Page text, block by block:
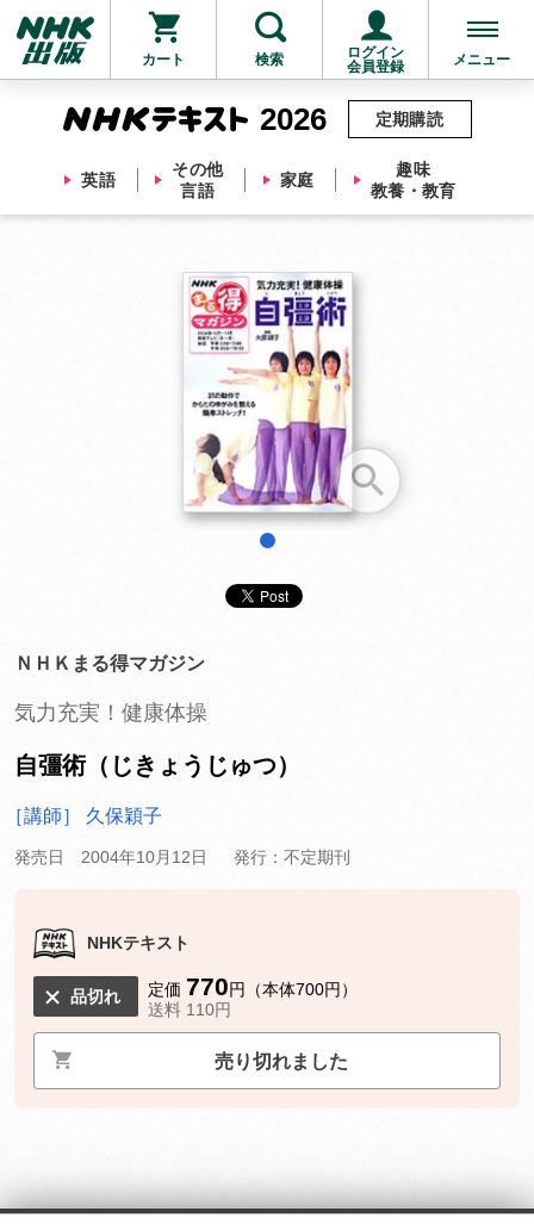
カート 検索
ログイン
会員登録
メニュー
2026
英語
その他
言語
家庭
趣味
教養・教育
定期購読
他にも商品を買う
ＮＨＫまる得マガジン
気力充実！健康体操
自彊術（じきょうじゅつ）
［講師］ 久保穎子
発売日 2004年10月12日 発行：不定期刊
NHKテキスト
品切れ 定価 770円（本体700円）
送料 110円
売り切れました